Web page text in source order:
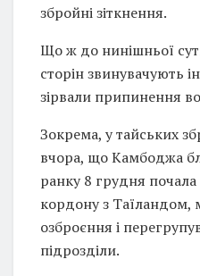
збройні зіткнення.
Що ж до нинішньої
сторін звинувачують
зірвали припинення
Зокрема, у тайських
вчора, що Камбоджа
ранку 8 грудня
кордону з Таїландом,
озброєння і
підрозділи.